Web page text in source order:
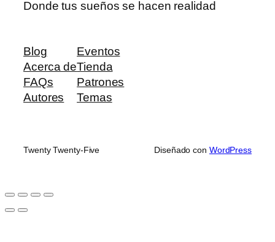
opciones
elegir
en
la
página
Donde tus sueños se hacen realidad
Blog
Acerca de
FAQs
Autores
Eventos
Tienda
Patrones
Temas
Twenty Twenty-Five Diseñado con WordPress